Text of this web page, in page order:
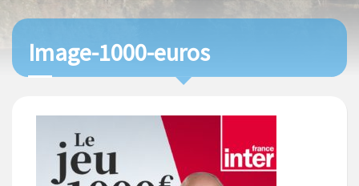
Image-1000-euros